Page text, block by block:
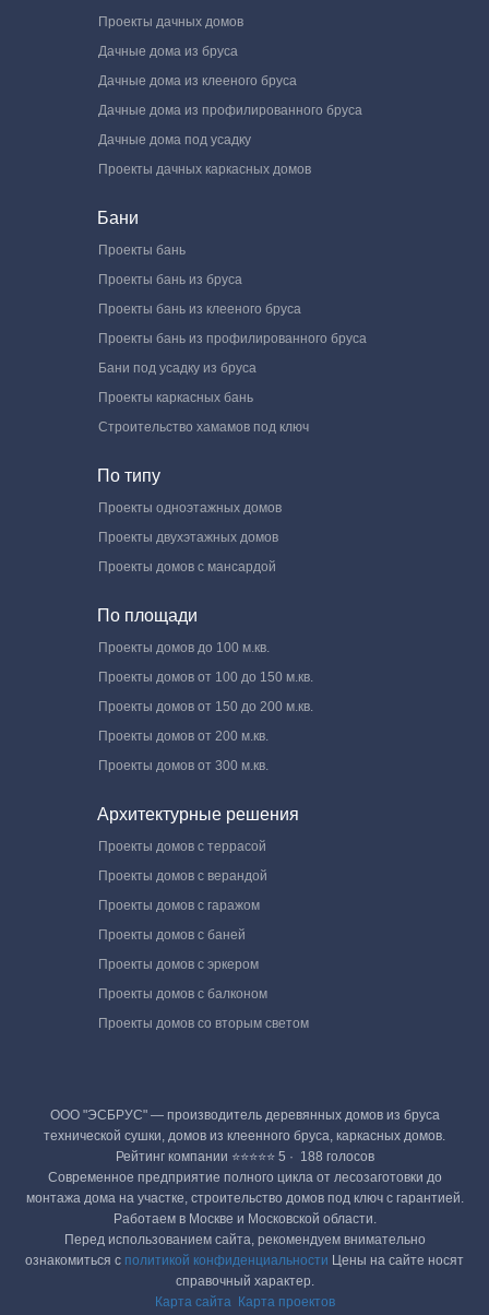
Проекты дачных домов
Дачные дома из бруса
Дачные дома из клееного бруса
Дачные дома из профилированного бруса
Дачные дома под усадку
Проекты дачных каркасных домов
Бани
Проекты бань
Проекты бань из бруса
Проекты бань из клееного бруса
Проекты бань из профилированного бруса
Бани под усадку из бруса
Проекты каркасных бань
Строительство хамамов под ключ
По типу
Проекты одноэтажных домов
Проекты двухэтажных домов
Проекты домов с мансардой
По площади
Проекты домов до 100 м.кв.
Проекты домов от 100 до 150 м.кв.
Проекты домов от 150 до 200 м.кв.
Проекты домов от 200 м.кв.
Проекты домов от 300 м.кв.
Архитектурные решения
Проекты домов с террасой
Проекты домов с верандой
Проекты домов с гаражом
Проекты домов с баней
Проекты домов с эркером
Проекты домов с балконом
Проекты домов со вторым светом
ООО "ЭСБРУС" — производитель деревянных домов из бруса
технической сушки, домов из клеенного бруса, каркасных домов.
Рейтинг компании ⭐⭐⭐⭐⭐ 5 · ‎ 188 голосов
Современное предприятие полного цикла от лесозаготовки до
монтажа дома на участке, строительство домов под ключ с гарантией.
Работаем в Москве и Московской области.
Перед использованием сайта, рекомендуем внимательно
ознакомиться с политикой конфиденциальности Цены на сайте носят
справочный характер.
Карта сайта
Карта проектов